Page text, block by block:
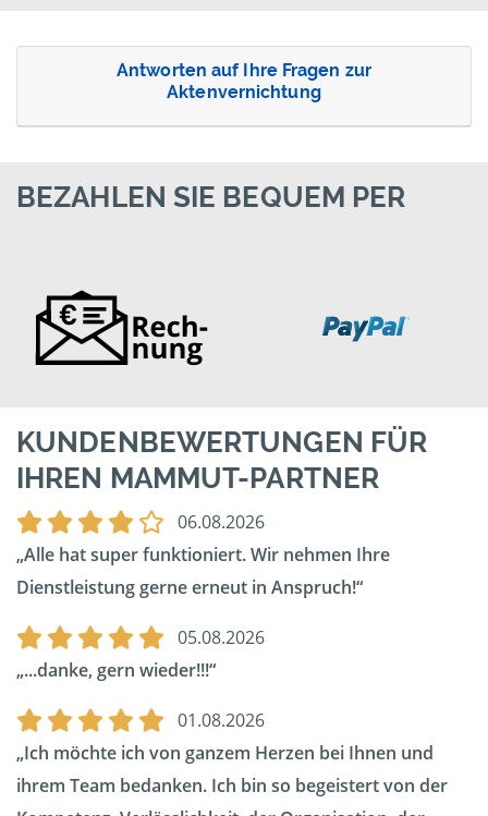
Antworten auf Ihre Fragen zur
Aktenvernichtung
BEZAHLEN SIE BEQUEM PER
KUNDENBEWERTUNGEN FÜR
IHREN MAMMUT-PARTNER
06.08.2026
Alle hat super funktioniert. Wir nehmen Ihre
Dienstleistung gerne erneut in Anspruch!
05.08.2026
...danke, gern wieder!!!
01.08.2026
Ich möchte ich von ganzem Herzen bei Ihnen und
ihrem Team bedanken. Ich bin so begeistert von der